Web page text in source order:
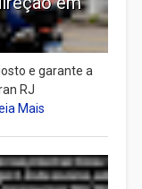
e garante a
RJ
Mais